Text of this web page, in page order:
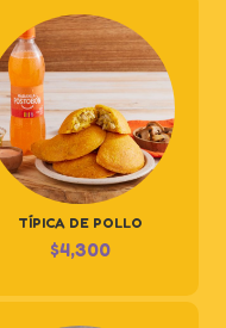
TÍPICA DE POLLO
$4,300